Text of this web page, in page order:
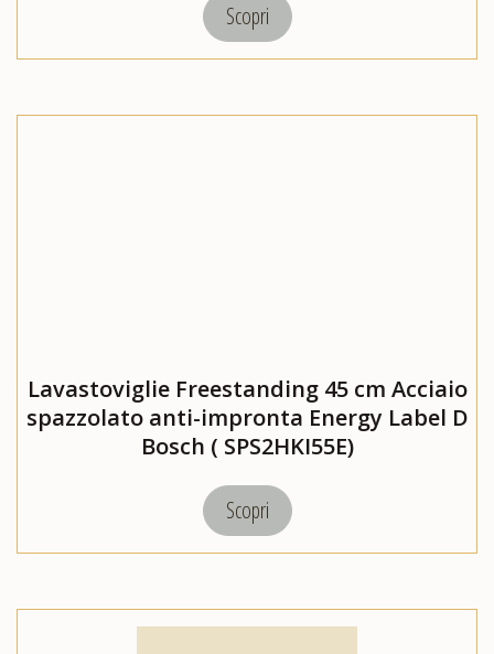
Scopri
Lavastoviglie Freestanding 45 cm Acciaio
spazzolato anti-impronta Energy Label D
Bosch ( SPS2HKI55E)
Scopri